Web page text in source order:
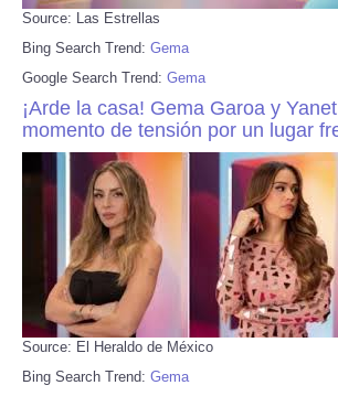
Source: Las Estrellas
Bing Search Trend: Gema
Google Search Trend: Gema
¡Arde la casa! Gema Garoa y
momento de tensión por un lugar
Source: El Heraldo de México
Bing Search Trend: Gema